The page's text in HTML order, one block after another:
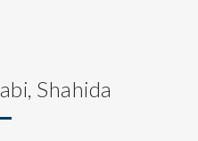
Shahida